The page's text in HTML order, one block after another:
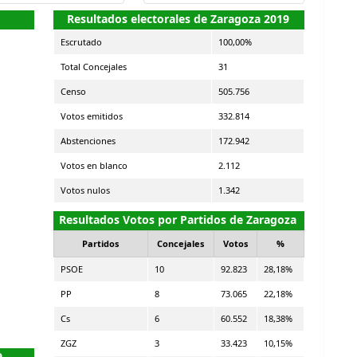
Resultados electorales de Zaragoza 2019
Escrutado 100,00%
Total Concejales 31
Censo 505.756
Votos emitidos 332.814
Abstenciones 172.942
Votos en blanco 2.112
Votos nulos 1.342
Resultados Votos por Partidos de Zaragoza
Partidos Concejales Votos %
PSOE 10 92.823 28,18%
PP 8 73.065 22,18%
Cs 6 60.552 18,38%
ZGZ 3 33.423 10,15%